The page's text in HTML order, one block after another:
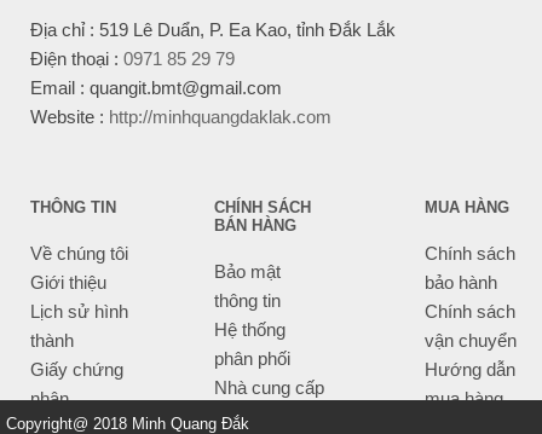
Địa chỉ : 519 Lê Duẩn, P. Ea Kao, tỉnh Đắk Lắk
Điện thoại : 0971 85 29 79
Email : quangit.bmt@gmail.com
Website : http://minhquangdaklak.com
THÔNG TIN
Về chúng tôi
Giới thiệu
Lịch sử hình
thành
Giấy chứng
nhận
CHÍNH SÁCH
BÁN HÀNG
Bảo mật
thông tin
Hệ thống
phân phối
Nhà cung cấp
Tiêu chí bán
MUA HÀNG
Chính sách
bảo hành
Chính sách
vận chuyển
Hướng dẫn
mua hàng
Copyright@ 2018 Minh Quang Đắk